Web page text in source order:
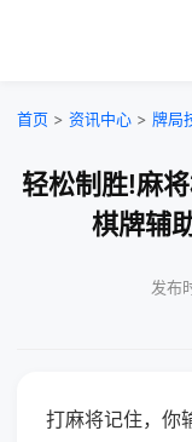
首页 > 资讯中心 > 牌局
轻松制胜!麻
棋牌辅
发布
打麻将记住，你